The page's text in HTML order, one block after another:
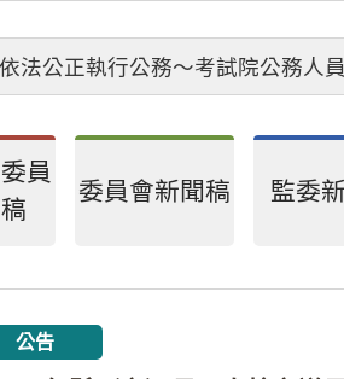
法公正執行公務～考試院公務人
員
委員會新聞稿 監委
公告